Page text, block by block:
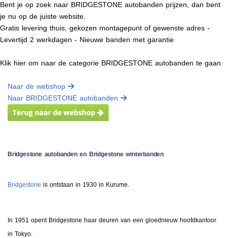
Bent je op zoek naar BRIDGESTONE autobanden prijzen, dan bent
je nu op de juiste website.
Gratis levering thuis, gekozen montagepunt of gewenste adres -
Levertijd 2 werkdagen - Nieuwe banden met garantie
Klik hier om naar de categorie BRIDGESTONE autobanden te gaan
Naar de webshop
Naar BRIDGESTONE autobanden
Bridgestone autobanden en Bridgestone winterbanden
Bridgestone is ontstaan in 1930 in Kurume.
In 1951 opent Bridgestone haar deuren van een gloednieuw hoofdkantoor
in Tokyo.